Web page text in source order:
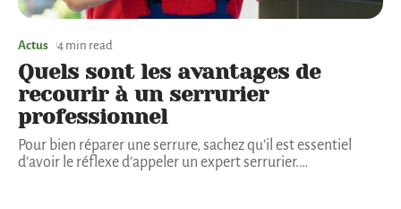
Actus 4 min read
Quels sont les avantages de
recourir à un serrurier
professionnel
Pour bien réparer une serrure, sachez qu’il est essentiel
d’avoir le réflexe d’appeler un expert serrurier.…